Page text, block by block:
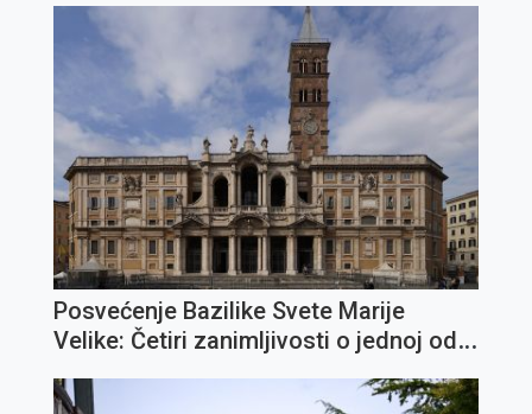
Posvećenje Bazilike Svete Marije
Velike: Četiri zanimljivosti o jednoj od